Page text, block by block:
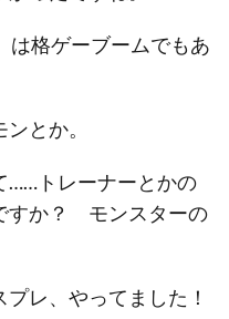
格ゲーブームでもあ
とか。
トレーナーとかの
すか？ モンスターの
レ、やってました！